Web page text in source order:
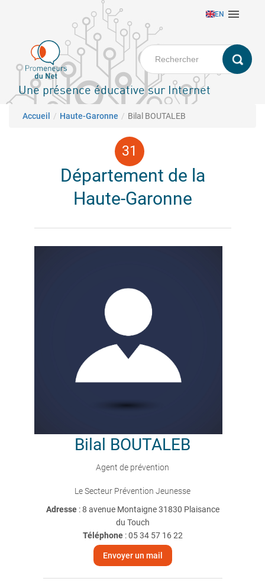
principal
EN 
Une présence éducative sur Internet
Fil d'Ariane
Accueil Haute-Garonne Bilal BOUTALEB
Département de la
Haute-Garonne
Bilal BOUTALEB
Agent de prévention
Le Secteur Prévention Jeunesse
Adresse : 8 avenue Montaigne 31830 Plaisance
du Touch
Téléphone:05 34 57 16 22
Envoyer un mail